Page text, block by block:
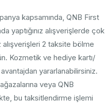
kapsamında, QNB First
yaptığınız alışverişlerde çok
alışverişleri 2 taksite bölme
Kozmetik ve hediye kartı/
yararlanabilirsiniz.
veya QNB
bu taksitlendirme işlemi